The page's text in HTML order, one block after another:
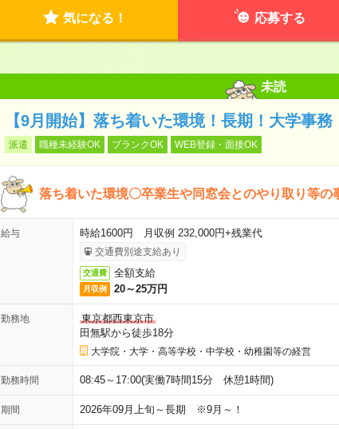
気になる！ 応募する
未読
【9月開始】落ち着いた環境！長期！大学事
派遣 職種未経験OK ブランクOK WEB登録・面接OK
落ち着いた環境〇卒業生や同窓会とのやり取り等の
給与 時給1600円 月収例 232,000円+残業代
交通費別途支給あり
交通費 全額支給
月収例 20～25万円
勤務地
東京都西東京市
田無駅から徒歩18分
大学院・大学・高等学校・中学校・幼稚園等の経営
勤務時間 08:45～17:00(実働7時間15分 休憩1時間)
期間 2026年09月上旬～長期 ※9月～！